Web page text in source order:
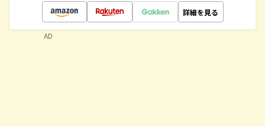
詳細を見る
AD